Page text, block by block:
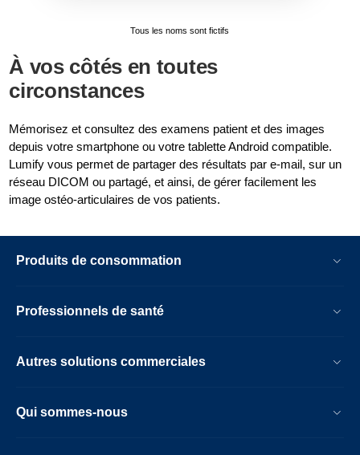
Tous les noms sont fictifs
À vos côtés en toutes
circonstances
Mémorisez et consultez des examens patient et des images
depuis votre smartphone ou votre tablette Android compatible.
Lumify vous permet de partager des résultats par e-mail, sur un
réseau DICOM ou partagé, et ainsi, de gérer facilement les
image ostéo-articulaires de vos patients.
Produits de consommation
Professionnels de santé
Autres solutions commerciales
Qui sommes-nous